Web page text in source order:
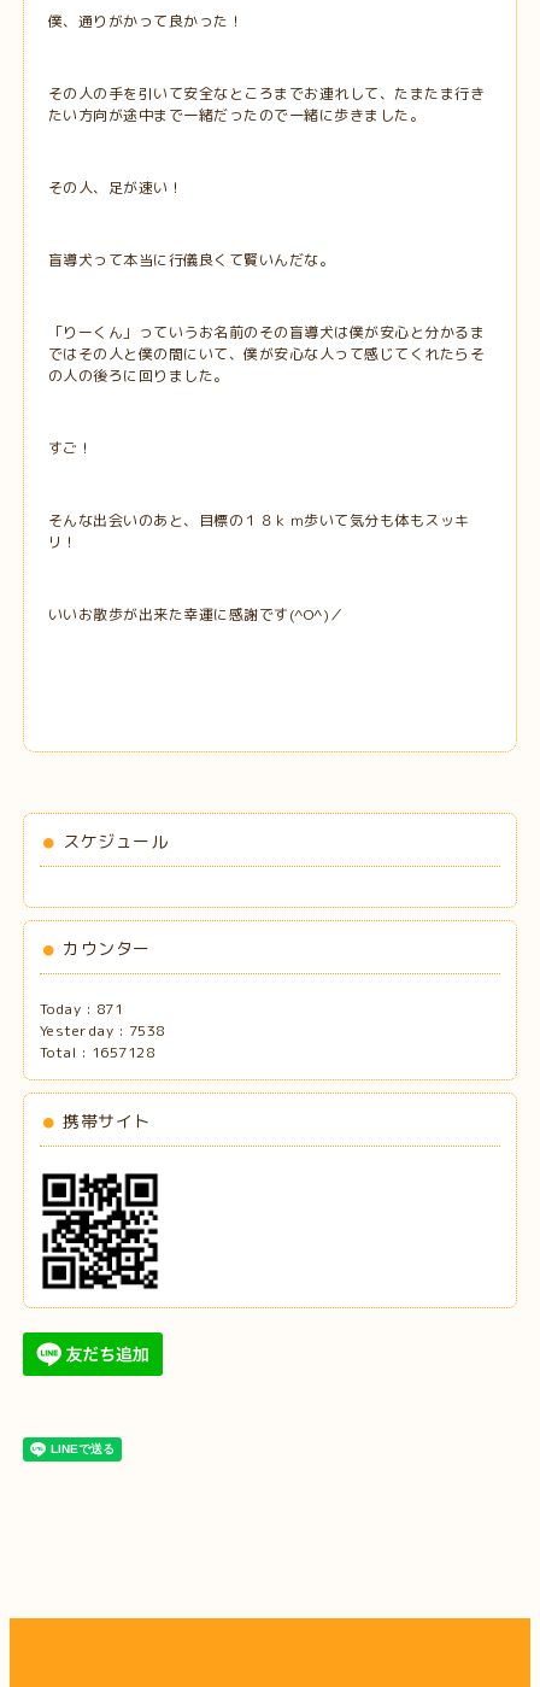
僕、通りがかって良かった！
その人の手を引いて安全なところまでお連れして、たまたま行き
たい方向が途中まで一緒だったので一緒に歩きました。
その人、足が速い！
盲導犬って本当に行儀良くて賢いんだな。
「りーくん」っていうお名前のその盲導犬は僕が安心と分かるま
ではその人と僕の間にいて、僕が安心な人って感じてくれたらそ
の人の後ろに回りました。
すご！
そんな出会いのあと、目標の１８ｋｍ歩いて気分も体もスッキ
リ！
いいお散歩が出来た幸運に感謝です(^O^)／
スケジュール
カウンター
Today : 871
Yesterday : 7538
Total : 1657128
携帯サイト